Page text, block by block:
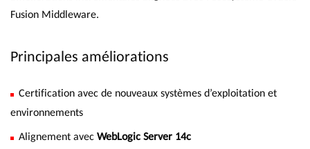
Fusion Middleware.
Principales améliorations
Certification avec de nouveaux systèmes d’exploitation et
environnements
Alignement avec WebLogic Server 14c